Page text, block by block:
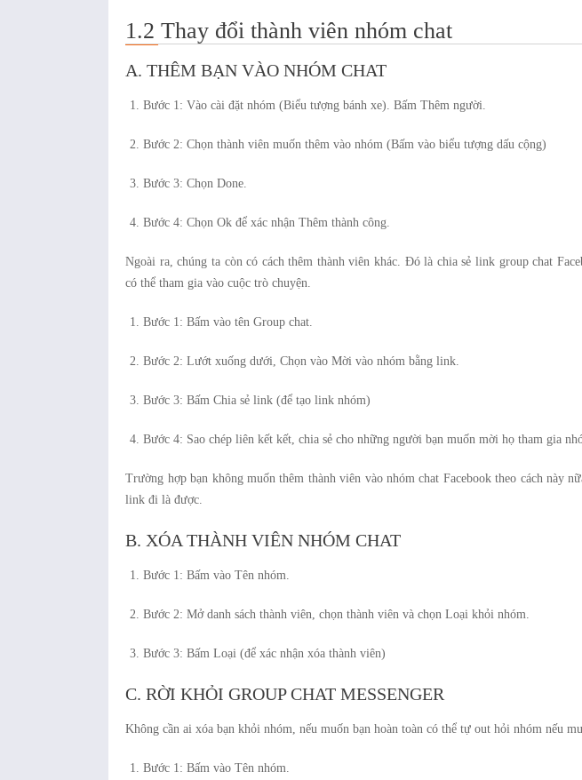
1.2 Thay đổi thành viên nhóm chat
A. THÊM BẠN VÀO NHÓM CHAT
Bước 1: Vào cài đặt nhóm (Biểu tượng bánh xe). Bấm Thêm người.
Bước 2: Chọn thành viên muốn thêm vào nhóm (Bấm vào biểu tượng dấu cộng)
Bước 3: Chọn Done.
Bước 4: Chọn Ok để xác nhận Thêm thành công.
Ngoài ra, chúng ta còn có cách thêm thành viên khác. Đó là chia sẻ link group chat
có thể tham gia vào cuộc trò chuyện.
Bước 1: Bấm vào tên Group chat.
Bước 2: Lướt xuống dưới, Chọn vào Mời vào nhóm bằng link.
Bước 3: Bấm Chia sẻ link (để tạo link nhóm)
Bước 4: Sao chép liên kết kết, chia sẻ cho những người bạn muốn mời họ tham gia
Trường hợp bạn không muốn thêm thành viên vào nhóm chat Facebook theo cách này
link đi là được.
B. XÓA THÀNH VIÊN NHÓM CHAT
Bước 1: Bấm vào Tên nhóm.
Bước 2: Mở danh sách thành viên, chọn thành viên và chọn Loại khỏi nhóm.
Bước 3: Bấm Loại (để xác nhận xóa thành viên)
C. RỜI KHỎI GROUP CHAT MESSENGER
Không cần ai xóa bạn khỏi nhóm, nếu muốn bạn hoàn toàn có thể tự out hỏi nhóm nếu
Bước 1: Bấm vào Tên nhóm.